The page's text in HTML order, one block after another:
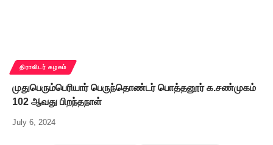
திராவிடர் கழகம்
முதுபெரும்பெரியார் பெருந்தொண்டர் பொத்தனூர் க.சண்முகம்
102 ஆவது பிறந்தநாள்
July 6, 2024